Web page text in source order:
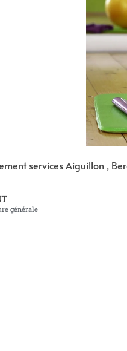
services Aiguillon ,
générale